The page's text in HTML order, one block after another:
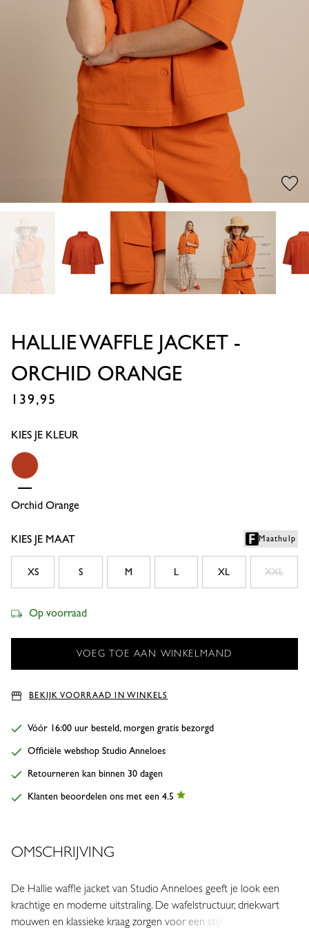
HALLIE WAFFLE JACKET -
ORCHID ORANGE
139,95
KIES JE KLEUR
Orchid Orange
KIES JE MAAT Maathulp
XS S M L XL XXL
Op voorraad
BEKIJK VOORRAAD IN WINKELS
Vóór 16:00 uur besteld, morgen gratis bezorgd
Officiële webshop Studio Anneloes
Retourneren kan binnen 30 dagen
Klanten beoordelen ons met een 4.5
OMSCHRIJVING
De Hallie waffle jacket van Studio Anneloes geeft je look een
krachtige en moderne uitstraling. De wafelstructuur, driekwart
mouwen en klassieke kraag zorgen voor een stijlvolle balans